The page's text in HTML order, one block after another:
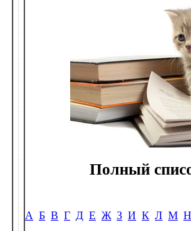
Полный
А Б В Г Д Е Ж З И К Л М Н